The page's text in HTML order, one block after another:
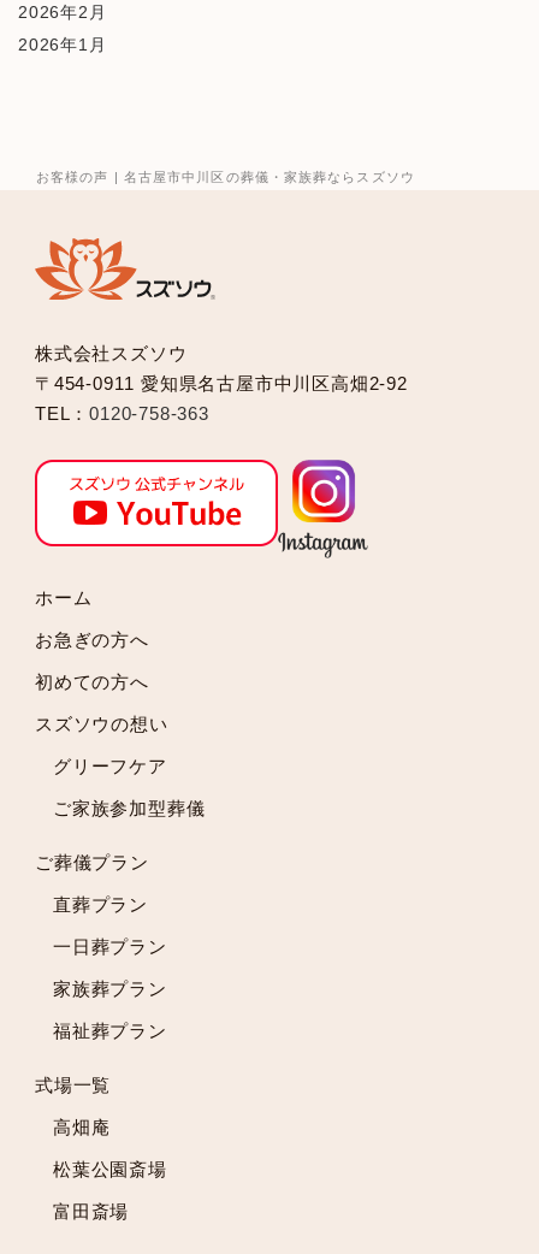
お客様の声 | 名古屋市中川区の葬儀・家族葬ならスズソウ
2026年2月
2026年1月
2025年8月
2025年6月
2025年5月
2025年2月
2024年9月
2024年8月
2024年7月
2024年5月
2024年4月
2024年2月
2024年1月
2023年12月
2023年10月
2023年9月
2023年6月
2023年5月
2023年4月
2023年2月
2023年1月
2022年11月
2022年10月
株式会社スズソウ
〒454-0911 愛知県名古屋市中川区高畑2-92
TEL：0120-758-363
ホーム
お急ぎの方へ
初めての方へ
スズソウの想い
グリーフケア
ご家族参加型葬儀
ご葬儀プラン
直葬プラン
一日葬プラン
家族葬プラン
福祉葬プラン
式場一覧
高畑庵
松葉公園斎場
富田斎場